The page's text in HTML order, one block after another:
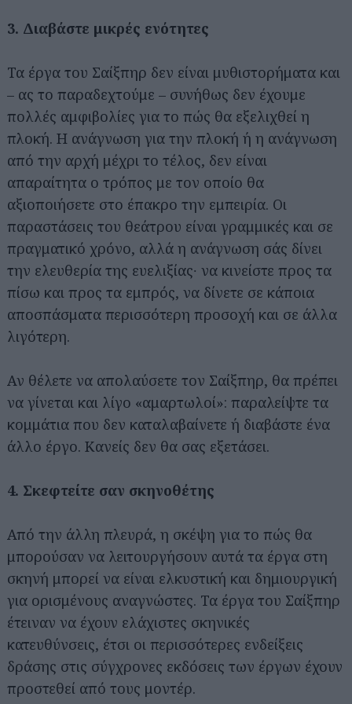
3. Διαβάστε μικρές ενότητες
Τα έργα του Σαίξπηρ δεν είναι μυθιστορήματα και
– ας το παραδεχτούμε – συνήθως δεν έχουμε
πολλές αμφιβολίες για το πώς θα εξελιχθεί η
πλοκή. Η ανάγνωση για την πλοκή ή η ανάγνωση
από την αρχή μέχρι το τέλος, δεν είναι
απαραίτητα ο τρόπος με τον οποίο θα
αξιοποιήσετε στο έπακρο την εμπειρία. Οι
παραστάσεις του θεάτρου είναι γραμμικές και σε
πραγματικό χρόνο, αλλά η ανάγνωση σάς δίνει
την ελευθερία της ευελιξίας∙ να κινείστε προς τα
πίσω και προς τα εμπρός, να δίνετε σε κάποια
αποσπάσματα περισσότερη προσοχή και σε άλλα
λιγότερη.
Αν θέλετε να απολαύσετε τον Σαίξπηρ, θα πρέπει
να γίνεται και λίγο «αμαρτωλοί»: παραλείψτε τα
κομμάτια που δεν καταλαβαίνετε ή διαβάστε ένα
άλλο έργο. Κανείς δεν θα σας εξετάσει.
4. Σκεφτείτε σαν σκηνοθέτης
Από την άλλη πλευρά, η σκέψη για το πώς θα
μπορούσαν να λειτουργήσουν αυτά τα έργα στη
σκηνή μπορεί να είναι ελκυστική και δημιουργική
για ορισμένους αναγνώστες. Τα έργα του Σαίξπηρ
έτειναν να έχουν ελάχιστες σκηνικές
κατευθύνσεις, έτσι οι περισσότερες ενδείξεις
δράσης στις σύγχρονες εκδόσεις των έργων έχουν
προστεθεί από τους μοντέρ.